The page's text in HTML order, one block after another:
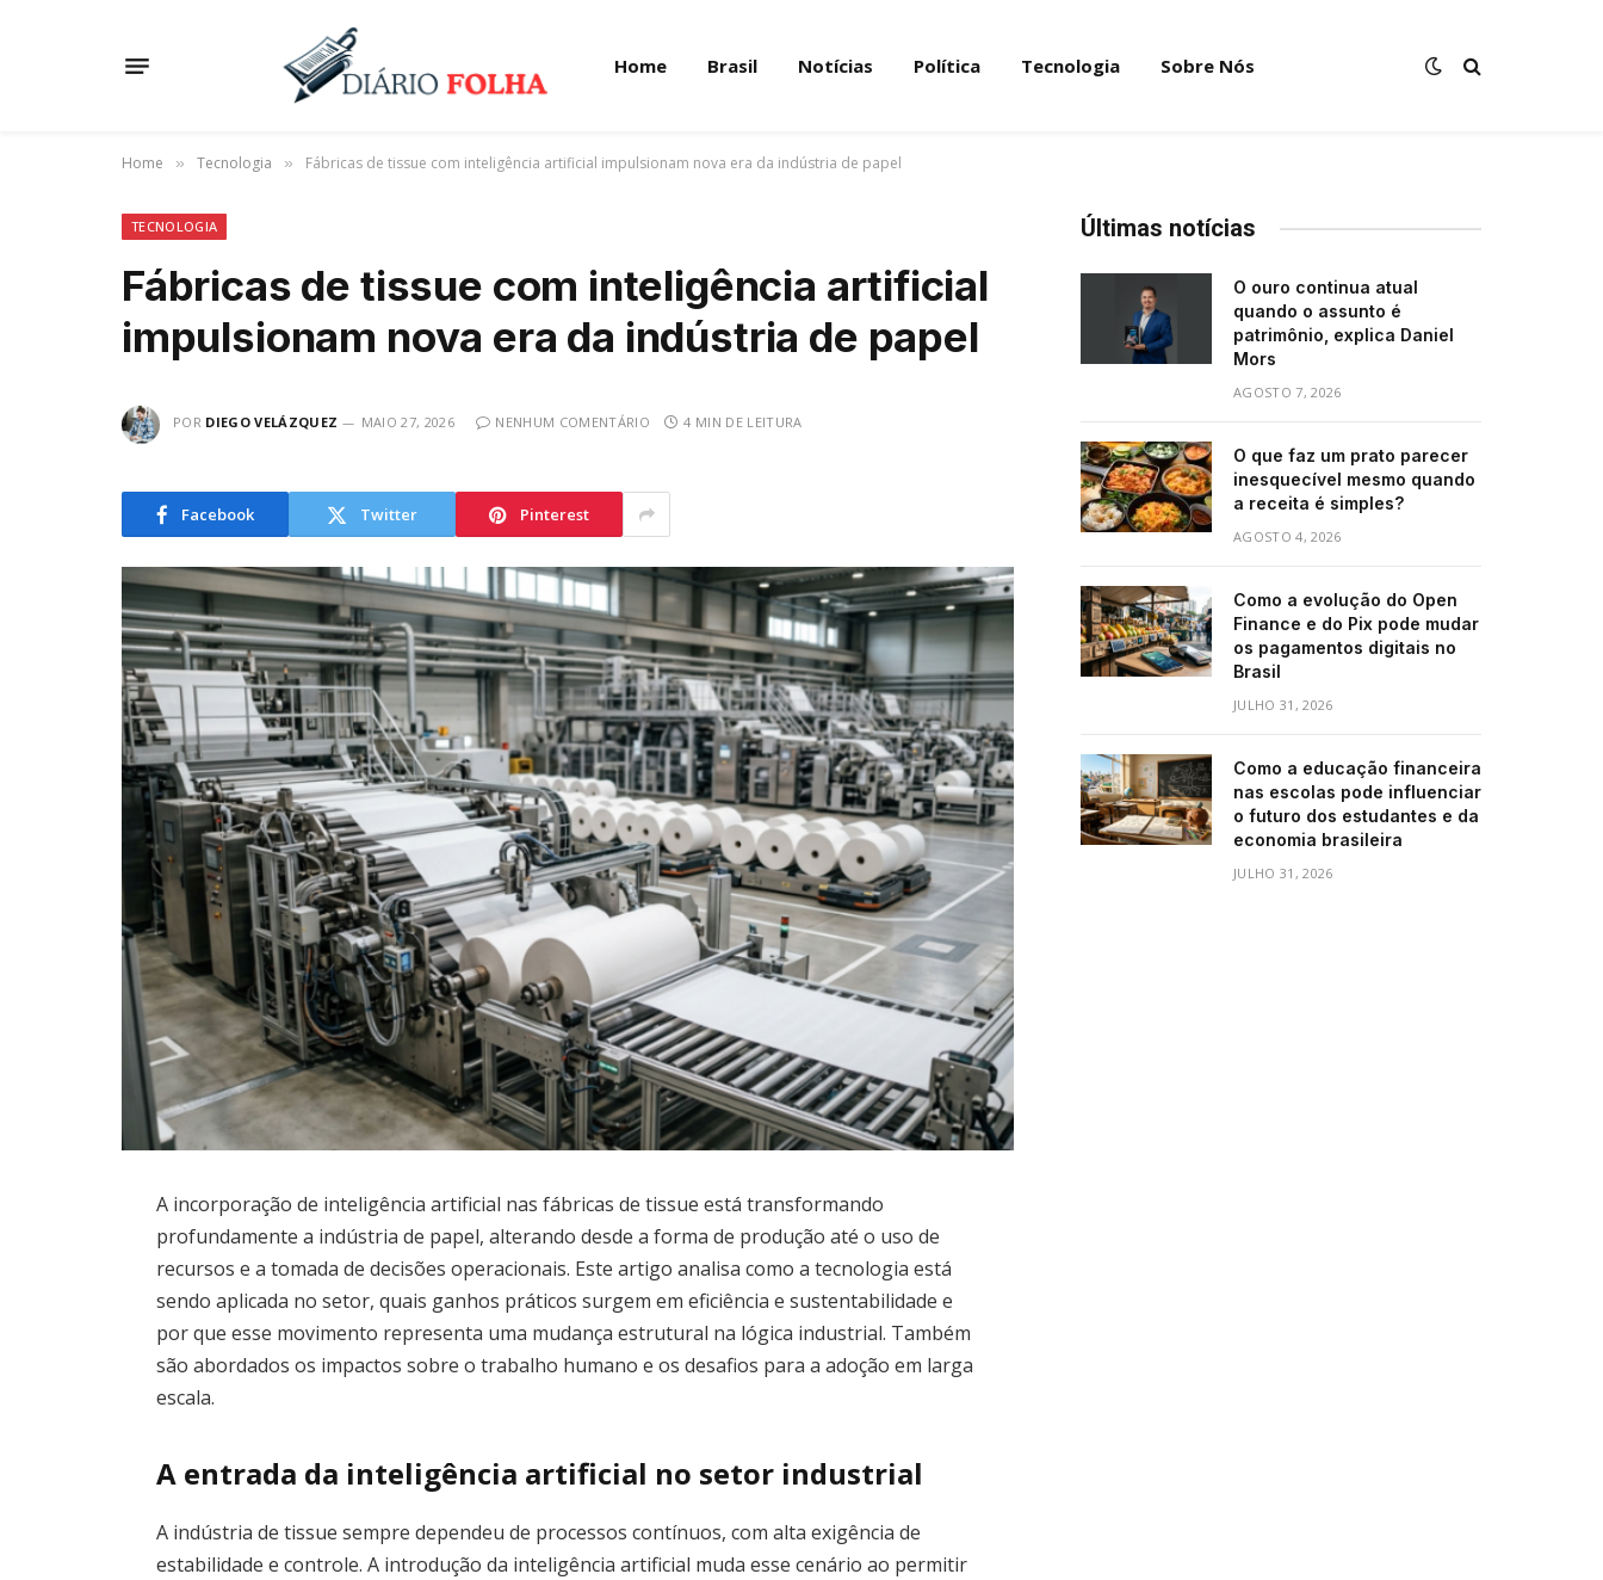
Home Brasil Notícias Política Tecnologia Sobre Nós
Home » Tecnologia » Fábricas de tissue com inteligência artificial impulsionam nova era da indústria de papel
TECNOLOGIA
Fábricas de tissue com inteligência artificial
impulsionam nova era da indústria de papel
POR DIEGO VELÁZQUEZ MAIO 27, 2026 NENHUM COMENTÁRIO 4 MIN DE LEITURA
Facebook Twitter Pinterest
A incorporação de inteligência artificial nas fábricas de tissue está transformando
profundamente a indústria de papel, alterando desde a forma de produção até o uso de
recursos e a tomada de decisões operacionais. Este artigo analisa como a tecnologia está
sendo aplicada no setor, quais ganhos práticos surgem em eficiência e sustentabilidade e
por que esse movimento representa uma mudança estrutural na lógica industrial. Também
são abordados os impactos sobre o trabalho humano e os desafios para a adoção em larga
escala.
A entrada da inteligência artificial no setor industrial
A indústria de tissue sempre dependeu de processos contínuos, com alta exigência de
estabilidade e controle. A introdução da inteligência artificial muda esse cenário ao permitir
Últimas notícias
O ouro continua atual
quando o assunto é
patrimônio, explica Daniel
Mors
AGOSTO 7, 2026
O que faz um prato parecer
inesquecível mesmo quando
a receita é simples?
AGOSTO 4, 2026
Como a evolução do Open
Finance e do Pix pode mudar
os pagamentos digitais no
Brasil
JULHO 31, 2026
Como a educação financeira
nas escolas pode influenciar
o futuro dos estudantes e da
economia brasileira
JULHO 31, 2026